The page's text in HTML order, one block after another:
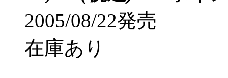
2005/08/22発売
在庫あり